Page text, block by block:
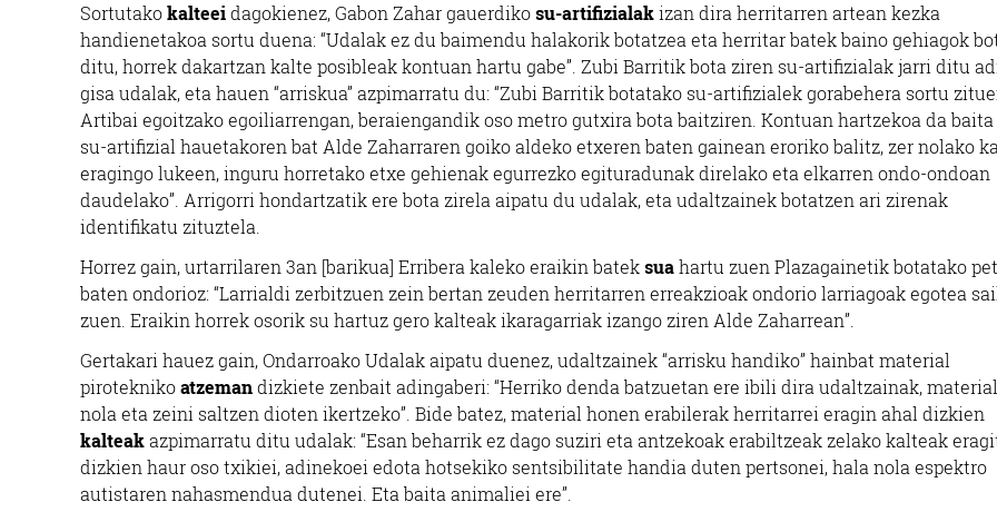
Sortutakokalteeidagokienez, Gabon Zahar gauerdikosu-artifizialakizan dira herritarren artean kezka
handienetakoa sortu duena: “Udalak ez du baimendu halakorik botatzea eta herritar batek baino gehiagok
ditu, horrek dakartzan kalte posibleak kontuan hartu gabe”. Zubi Barritik bota ziren su-artifizialak jarri ditu
gisa udalak, eta hauen “arriskua” azpimarratu du: “Zubi Barritik botatako su-artifizialek gorabehera sortu
Artibai egoitzako egoiliarrengan, beraiengandik oso metro gutxira bota baitziren. Kontuan hartzekoa da baita
su-artifizial hauetakoren bat Alde Zaharraren goiko aldeko etxeren baten gainean eroriko balitz, zer nolako
eragingo lukeen, inguru horretako etxe gehienak egurrezko egituradunak direlako eta elkarren ondo-ondoan
daudelako”. Arrigorri hondartzatik ere bota zirela aipatu du udalak, eta udaltzainek botatzen ari zirenak
identifikatu zituztela.
Horrez gain, urtarrilaren 3an [barikua] Erribera kaleko eraikin bateksuahartu zuen Plazagainetik botatako
baten ondorioz: “Larrialdi zerbitzuen zein bertan zeuden herritarren erreakzioak ondorio larriagoak egotea
zuen. Eraikin horrek osorik su hartuz gero kalteak ikaragarriak izango ziren Alde Zaharrean”.
Gertakari hauez gain, Ondarroako Udalak aipatu duenez, udaltzainek “arrisku handiko” hainbat material
piroteknikoatzemandizkiete zenbait adingaberi: “Herriko denda batzuetan ere ibili dira udaltzainak,
nola eta zeini saltzen dioten ikertzeko”. Bide batez, material honen erabilerak herritarrei eragin ahal dizkien
kalteakazpimarratu ditu udalak: “Esan beharrik ez dago suziri eta antzekoak erabiltzeak zelako kalteak
dizkien haur oso txikiei, adinekoei edota hotsekiko sentsibilitate handia duten pertsonei, hala nola espektro
autistaren nahasmendua dutenei. Eta baita animaliei ere”.